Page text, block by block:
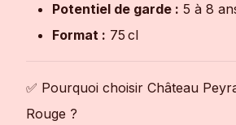
Potentiel de garde : 5 à 8
Format : 75 cl
✅ Pourquoi choisir Château
Rouge ?